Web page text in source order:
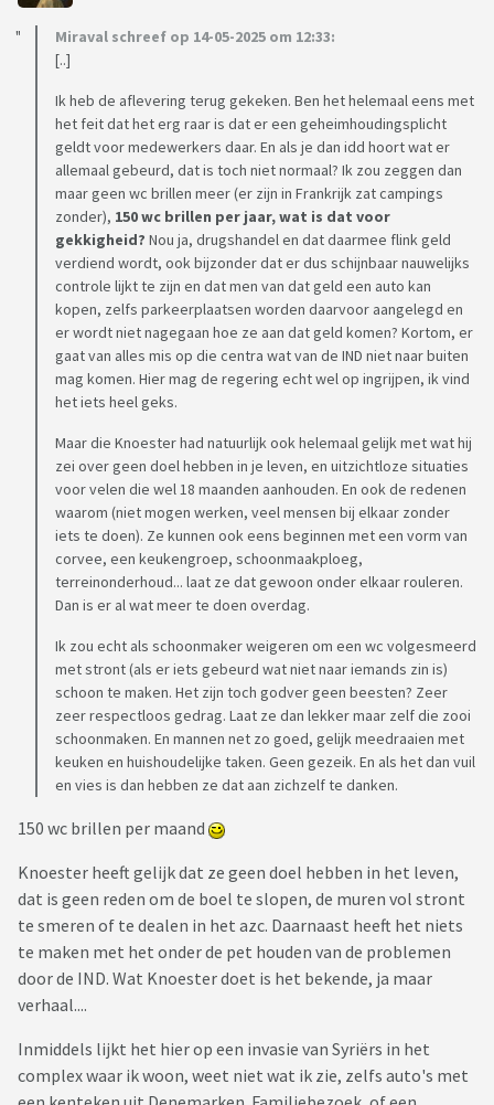
Miraval schreef op 14-05-2025 om 12:33:
[..]
Ik heb de aflevering terug gekeken. Ben het helemaal eens met
het feit dat het erg raar is dat er een geheimhoudingsplicht
geldt voor medewerkers daar. En als je dan idd hoort wat er
allemaal gebeurd, dat is toch niet normaal? Ik zou zeggen dan
maar geen wc brillen meer (er zijn in Frankrijk zat campings
zonder), 150 wc brillen per jaar, wat is dat voor
gekkigheid? Nou ja, drugshandel en dat daarmee flink geld
verdiend wordt, ook bijzonder dat er dus schijnbaar nauwelijks
controle lijkt te zijn en dat men van dat geld een auto kan
kopen, zelfs parkeerplaatsen worden daarvoor aangelegd en
er wordt niet nagegaan hoe ze aan dat geld komen? Kortom, er
gaat van alles mis op die centra wat van de IND niet naar buiten
mag komen. Hier mag de regering echt wel op ingrijpen, ik vind
het iets heel geks.
Maar die Knoester had natuurlijk ook helemaal gelijk met wat hij
zei over geen doel hebben in je leven, en uitzichtloze situaties
voor velen die wel 18 maanden aanhouden. En ook de redenen
waarom (niet mogen werken, veel mensen bij elkaar zonder
iets te doen). Ze kunnen ook eens beginnen met een vorm van
corvee, een keukengroep, schoonmaakploeg,
terreinonderhoud... laat ze dat gewoon onder elkaar rouleren.
Dan is er al wat meer te doen overdag.
Ik zou echt als schoonmaker weigeren om een wc volgesmeerd
met stront (als er iets gebeurd wat niet naar iemands zin is)
schoon te maken. Het zijn toch godver geen beesten? Zeer
zeer respectloos gedrag. Laat ze dan lekker maar zelf die zooi
schoonmaken. En mannen net zo goed, gelijk meedraaien met
keuken en huishoudelijke taken. Geen gezeik. En als het dan vuil
en vies is dan hebben ze dat aan zichzelf te danken.
150 wc brillen per maand
Knoester heeft gelijk dat ze geen doel hebben in het leven,
dat is geen reden om de boel te slopen, de muren vol stront
te smeren of te dealen in het azc. Daarnaast heeft het niets
te maken met het onder de pet houden van de problemen
door de IND. Wat Knoester doet is het bekende, ja maar
verhaal....
Inmiddels lijkt het hier op een invasie van Syriërs in het
complex waar ik woon, weet niet wat ik zie, zelfs auto's met